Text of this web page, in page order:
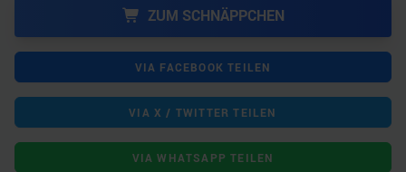
ZUM SCHNÄPPCHEN
VIA FACEBOOK TEILEN
VIA X / TWITTER TEILEN
VIA WHATSAPP TEILEN